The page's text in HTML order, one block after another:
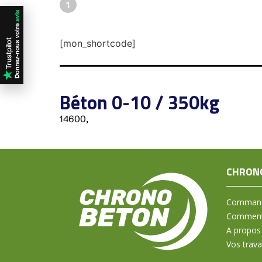
1
[mon_shortcode]
Béton 0-10 / 350kg
14600,
A propos
Vos